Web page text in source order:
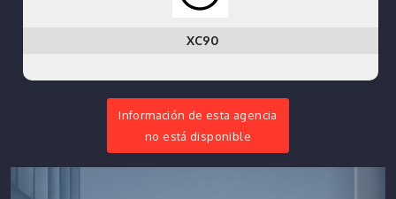
XC90
Información de esta agencia
no está disponible